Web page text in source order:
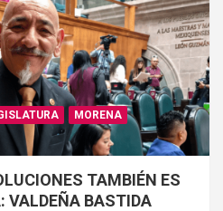
MORENA
TAMBIÉN ES
VALDEÑA BASTIDA